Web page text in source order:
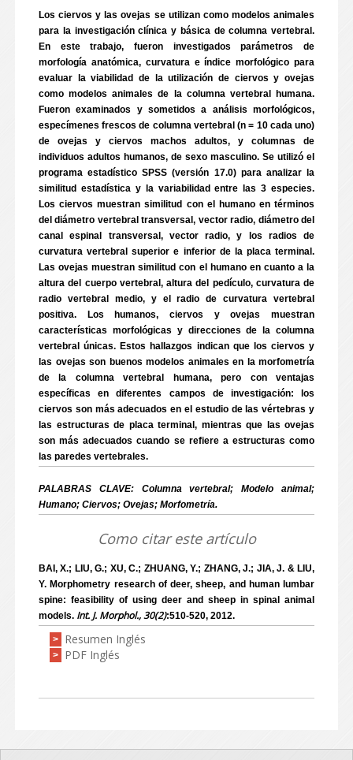
Los ciervos y las ovejas se utilizan como modelos animales
para la investigación clínica y básica de columna vertebral.
En este trabajo, fueron investigados parámetros de
morfología anatómica, curvatura e índice morfológico para
evaluar la viabilidad de la utilización de ciervos y ovejas
como modelos animales de la columna vertebral humana.
Fueron examinados y sometidos a análisis morfológicos,
especímenes frescos de columna vertebral (n = 10 cada uno)
de ovejas y ciervos machos adultos, y columnas de
individuos adultos humanos, de sexo masculino. Se utilizó el
programa estadístico SPSS (versión 17.0) para analizar la
similitud estadística y la variabilidad entre las 3 especies.
Los ciervos muestran similitud con el humano en términos
del diámetro vertebral transversal, vector radio, diámetro del
canal espinal transversal, vector radio, y los radios de
curvatura vertebral superior e inferior de la placa terminal.
Las ovejas muestran similitud con el humano en cuanto a la
altura del cuerpo vertebral, altura del pedículo, curvatura de
radio vertebral medio, y el radio de curvatura vertebral
positiva. Los humanos, ciervos y ovejas muestran
características morfológicas y direcciones de la columna
vertebral únicas. Estos hallazgos indican que los ciervos y
las ovejas son buenos modelos animales en la morfometría
de la columna vertebral humana, pero con ventajas
específicas en diferentes campos de investigación: los
ciervos son más adecuados en el estudio de las vértebras y
las estructuras de placa terminal, mientras que las ovejas
son más adecuados cuando se refiere a estructuras como
las paredes vertebrales.
PALABRAS CLAVE: Columna vertebral; Modelo animal;
Humano; Ciervos; Ovejas; Morfometría.
Como citar este artículo
BAI, X.; LIU, G.; XU, C.; ZHUANG, Y.; ZHANG, J.; JIA, J. & LIU,
Y. Morphometry research of deer, sheep, and human lumbar
spine: feasibility of using deer and sheep in spinal animal
models. Int. J. Morphol., 30(2):510-520, 2012.
> Resumen Inglés
> PDF Inglés